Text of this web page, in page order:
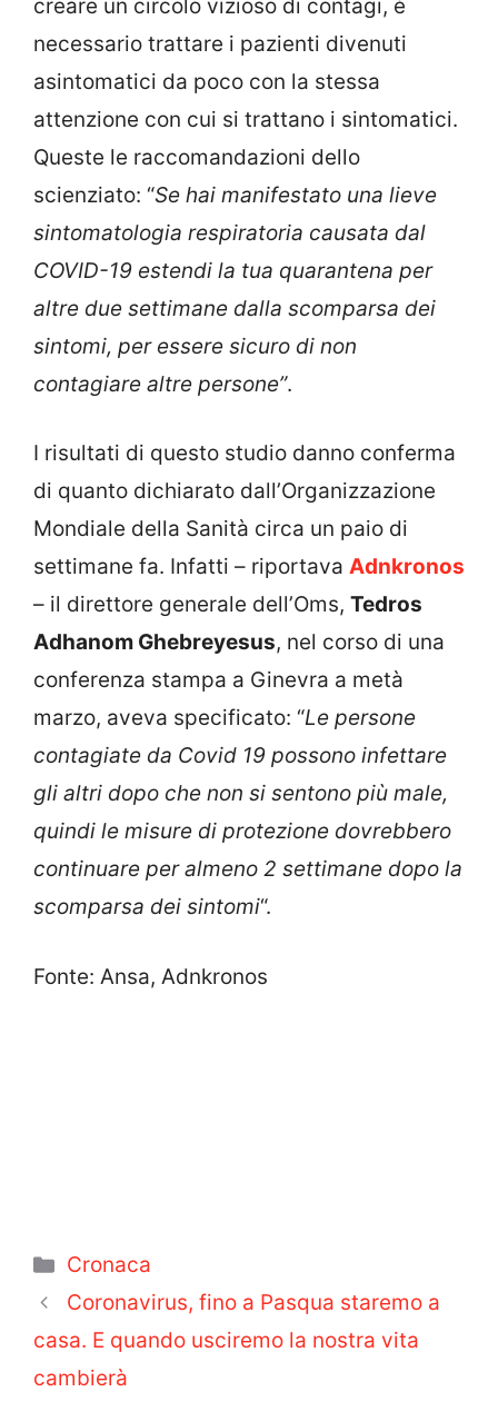
creare un circolo vizioso di contagi, è
necessario trattare i pazienti divenuti
asintomatici da poco con la stessa
attenzione con cui si trattano i sintomatici.
Queste le raccomandazioni dello
scienziato: “Se hai manifestato una lieve
sintomatologia respiratoria causata dal
COVID-19 estendi la tua quarantena per
altre due settimane dalla scomparsa dei
sintomi, per essere sicuro di non
contagiare altre persone”.
I risultati di questo studio danno conferma
di quanto dichiarato dall’Organizzazione
Mondiale della Sanità circa un paio di
settimane fa. Infatti – riportava Adnkronos
– il direttore generale dell’Oms, Tedros
Adhanom Ghebreyesus, nel corso di una
conferenza stampa a Ginevra a metà
marzo, aveva specificato: “Le persone
contagiate da Covid 19 possono infettare
gli altri dopo che non si sentono più male,
quindi le misure di protezione dovrebbero
continuare per almeno 2 settimane dopo la
scomparsa dei sintomi“.
Fonte: Ansa, Adnkronos
Categorie
Cronaca
Coronavirus, fino a Pasqua staremo a
casa. E quando usciremo la nostra vita
cambierà